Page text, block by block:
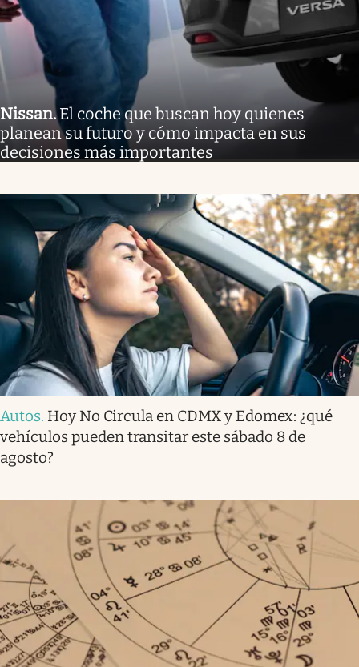
Nissan.El coche que buscan hoy quienes
planean su futuro y cómo impacta en sus
decisiones más importantes
Autos. Hoy No Circula en CDMX y Edomex: ¿qué
vehículos pueden transitar este sábado 8 de
agosto?